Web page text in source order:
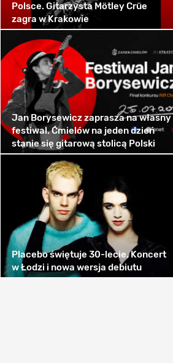
Polsce. Gitarzysta Mötley Crüe
zagra w Krakowie
Jan Borysewicz zaprasza na własny
festiwal. Ćmielów na jeden dzień
stanie się gitarową stolicą Polski
Placebo świętuje 30-lecie. Koncert
w Łodzi i nowa wersja debiutu